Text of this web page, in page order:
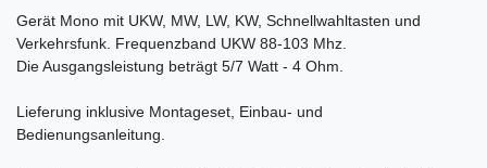
Gerät Mono mit UKW, MW, LW, KW, Schnellwahltasten und
Verkehrsfunk. Frequenzband UKW 88-103 Mhz.
Die Ausgangsleistung beträgt 5/7 Watt - 4 Ohm.
Lieferung inklusive Montageset, Einbau- und
Bedienungsanleitung.